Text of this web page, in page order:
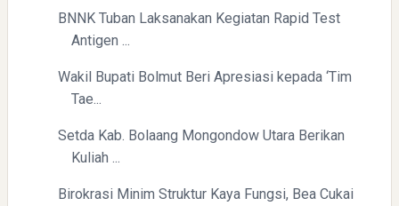
BNNK Tuban Laksanakan Kegiatan Rapid Test
Antigen ...
Wakil Bupati Bolmut Beri Apresiasi kepada ‘Tim
Tae...
Setda Kab. Bolaang Mongondow Utara Berikan
Kuliah ...
Birokrasi Minim Struktur Kaya Fungsi, Bea Cukai